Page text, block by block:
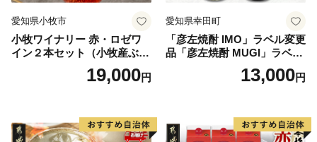
愛知県小牧市
小牧ワイナリー 赤・ロゼワ
イン２本セット（小牧産ぶど
19,000円
愛知県幸田町
「彦左焼酎 IMO」ラベル変更
品「彦左焼酎 MUGI」ラベル
変更品 飲み比べ セット 合計
2本 720ml×各1本 25度 焼酎
13,000円